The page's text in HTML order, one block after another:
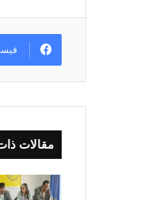
مقالات